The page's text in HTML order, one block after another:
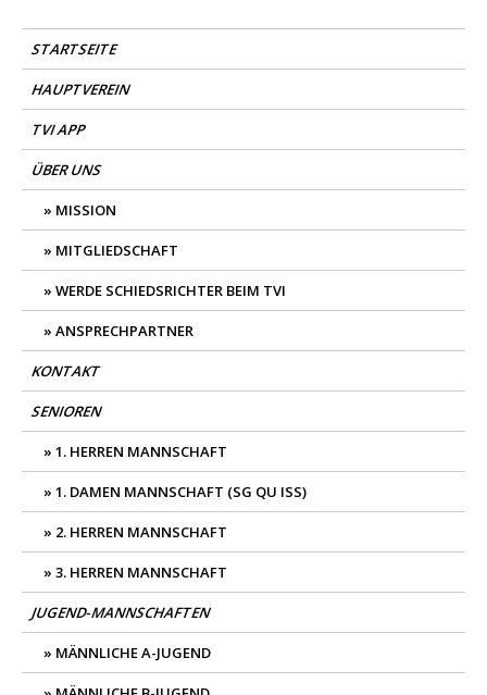
content
TV Isselhorst Handball
STARTSEITE
HAUPTVEREIN
TVI APP
ÜBER UNS
MISSION
MITGLIEDSCHAFT
WERDE SCHIEDSRICHTER BEIM TVI
ANSPRECHPARTNER
KONTAKT
SENIOREN
1. HERREN MANNSCHAFT
1. DAMEN MANNSCHAFT (SG QU ISS)
2. HERREN MANNSCHAFT
3. HERREN MANNSCHAFT
JUGEND-MANNSCHAFTEN
MÄNNLICHE A-JUGEND